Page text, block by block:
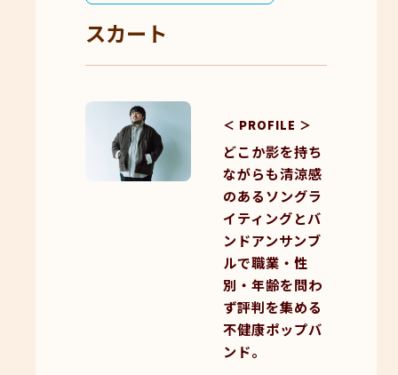
スカート
＜ PROFILE ＞
どこか影を持ち
ながらも清涼感
のあるソングラ
イティングとバ
ンドアンサンブ
ルで職業・性
別・年齢を問わ
ず評判を集める
不健康ポップバ
ンド。